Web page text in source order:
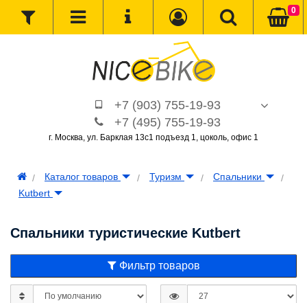
+7 (903) 755-19-93
+7 (495) 755-19-93
г. Москва, ул. Барклая 13с1 подъезд 1, цоколь, офис 1
0
Каталог товаров Туризм
Спальники
Kutbert
Спальники туристические Kutbert
Фильтр товаров